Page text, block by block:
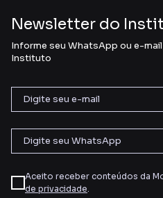
Newsletter do
Informe seu WhatsApp ou e-
Instituto
Aceito receber conteúdos da
de privacidade